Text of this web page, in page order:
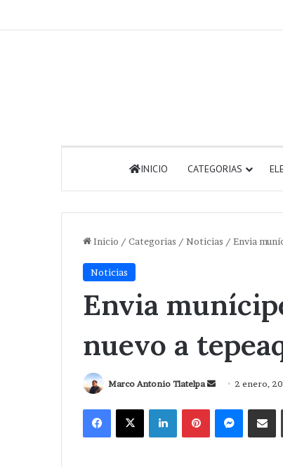
INICIO CATEGORIAS
Inicio / Categorias / Noticias / Envia
Noticias
Envia
nuevo a
Marco Antonio Tlatelpa
Send
email
2 enero,
Facebook
X LinkedInPinterest